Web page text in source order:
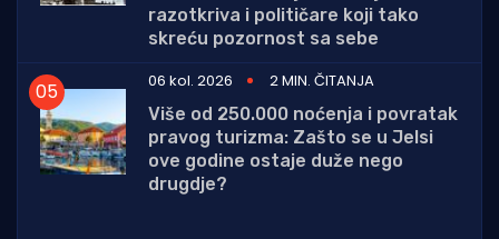
razotkriva i političare koji tako
skreću pozornost sa sebe
06 kol. 2026
2 MIN. ČITANJA
Više od 250.000 noćenja i povratak
pravog turizma: Zašto se u Jelsi
ove godine ostaje duže nego
drugdje?